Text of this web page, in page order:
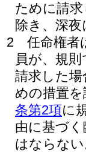
ために請
除き、深
2
任命権者
員が、規
請求した
めの措置
条第2項に
由に基づ
はならな